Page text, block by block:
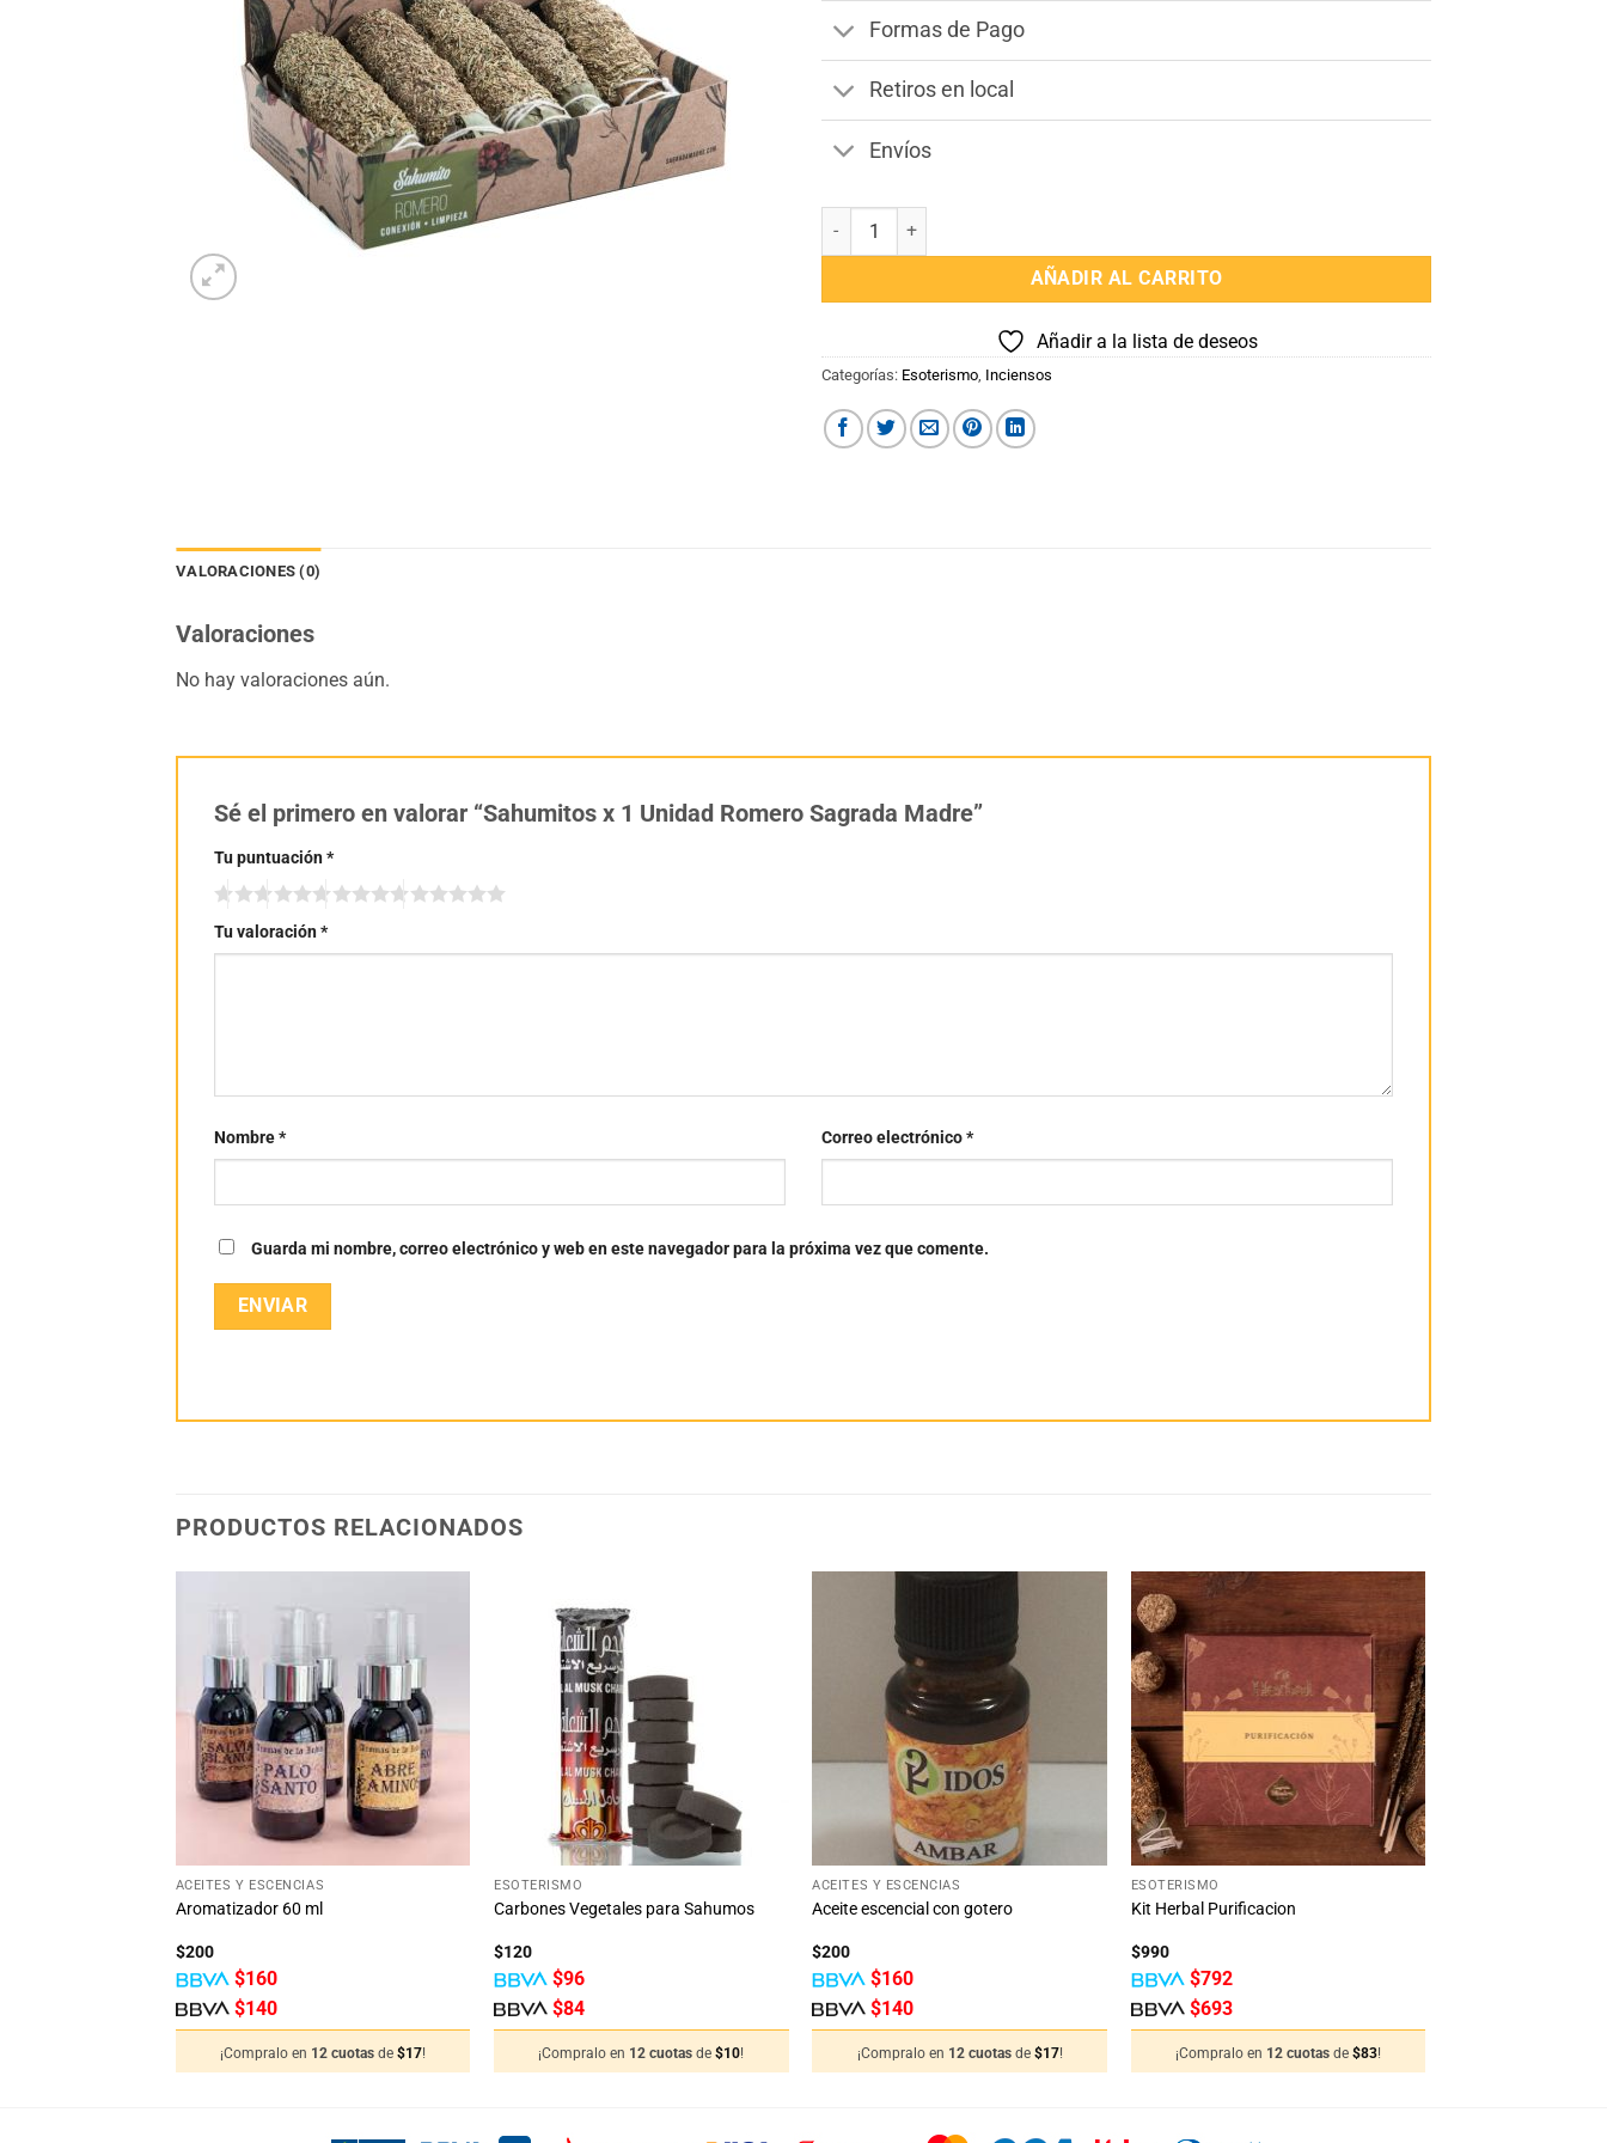
Formas de Pago
Retiros en local
Envíos
Sahumitos x 1 Unidad Romero Sagrada Madre cantidad
AÑADIR AL CARRITO
Añadir a la lista de deseos
Categorías: Esoterismo, Inciensos
VALORACIONES (0)
Valoraciones
No hay valoraciones aún.
Sé el primero en valorar “Sahumitos x 1 Unidad Romero Sagrada Madre”
Tu puntuación*
Tu valoración*
Nombre* Correo electrónico*
Guarda mi nombre, correo electrónico y web en este navegador para la próxima vez que comente.
PRODUCTOS RELACIONADOS
a la
lista
de
deseos
ACEITES Y ESCENCIAS
Aromatizador 60 ml
$200
$160
$140
¡Compralo en 12 cuotasde$17!
ESOTERISMO
Carbones Vegetales para Sahumos
$120
$96
$84
¡Compralo en 12 cuotasde$10!
ACEITES Y ESCENCIAS
Aceite escencial con gotero
$200
$160
$140
¡Compralo en 12 cuotas de $17!
Añadir
a la
lista
de
deseos
+
ESOTERISMO
Kit Herbal Purificacion
$990
$792
$693
¡Compralo en 12 cuotas de $83!